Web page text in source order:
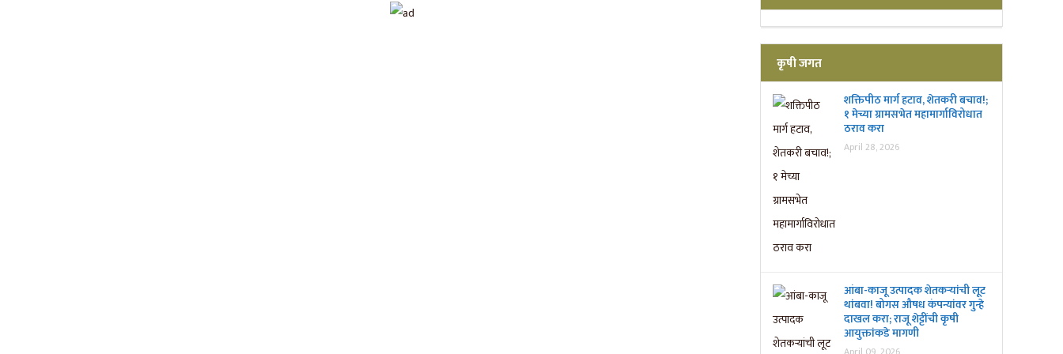
कृषी जगत
शक्तिपीठ मार्ग हटाव, शेतकरी बचाव!;
१ मेच्या ग्रामसभेत महामार्गाविरोधात
ठराव करा
April 28, 2026
आंबा-काजू उत्पादक शेतकऱ्यांची लूट
थांबवा! बोगस औषध कंपन्यांवर गुन्हे
दाखल करा; राजू शेट्टींची कृषी
आयुक्तांकडे मागणी